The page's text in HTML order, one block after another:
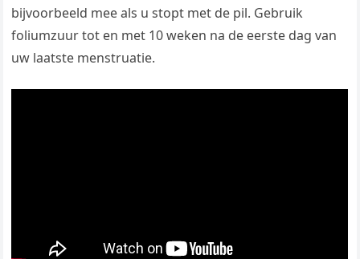
bijvoorbeeld mee als u stopt met de pil. Gebruik
foliumzuur tot en met 10 weken na de eerste dag van
uw laatste menstruatie.